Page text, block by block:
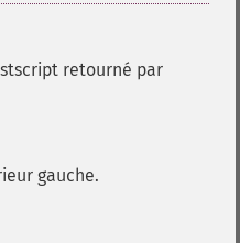
retourné par
gauche.